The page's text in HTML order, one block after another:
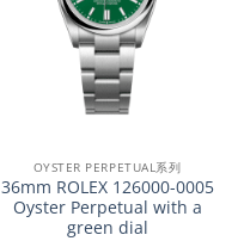
OYSTER PERPETUAL系列
36mm ROLEX 126000-0005
Oyster Perpetual with a
green dial